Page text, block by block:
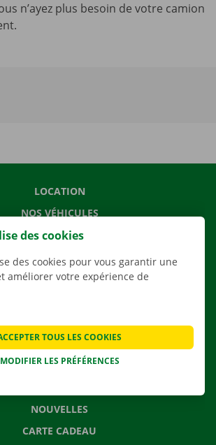
n’ayez plus besoin de votre camion
LOCATION
NOS VÉHICULES
NOS SERVICES
AGENCES
APPLI
CONTACTEZ NOUS
NOUVELLES
CARTE CADEAU
des cookies
des cookies pour vous garantir une
améliorer votre expérience de
MODIFIER LES PRÉFÉRENCES
TOUS LES COOKIES